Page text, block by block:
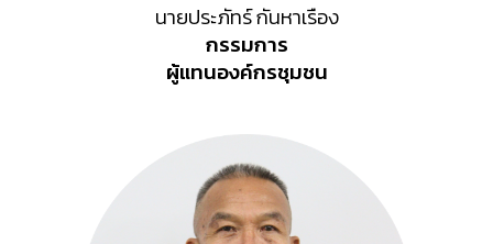
นายประภัทร์ กันหาเรือง
กรรมการ
ผู้แทนองค์กรชุมชน